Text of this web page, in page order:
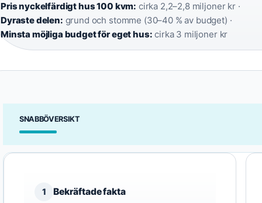
Pris nyckelfärdigt hus 100 kvm: cirka 2,2–2,8 miljoner kr ·
Dyraste delen: grund och stomme (30–40 % av budget) ·
Minsta möjliga budget för eget hus: cirka 3 miljoner kr
SNABBÖVERSIKT
1 Bekräftade fakta